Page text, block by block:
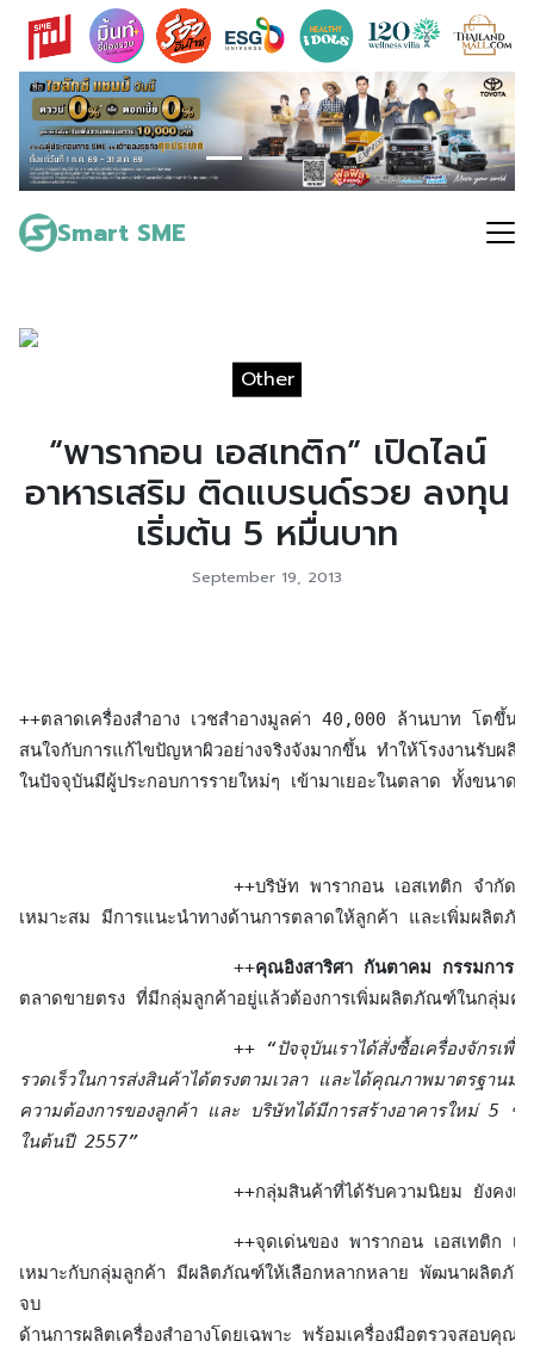
Skip
content
Smart SME
Search
for:
Other
“พารากอน เอสเทติก” เปิดไลน์
อาหารเสริม ติดแบรนด์รวย ลงทุน
เริ่มต้น 5 หมื่นบาท
September 19, 2013
++ตลาดเครื่องสำอาง เวชสำอางมูลค่า 40,000 ล้านบาท โตขึ้น
สนใจกับการแก้ไขปัญหาผิวอย่างจริงจังมากขึ้น ทำให้โรงงานรับผ
ในปัจจุบันมีผู้ประกอบการรายใหม่ๆ เข้ามาเยอะในตลาด ทั้งขนา
++บริษัท พารากอน เอสเทติก จำกัด หนึ่งในโรงงาน
เหมาะสม มีการแนะนำทางด้านการตลาดให้ลูกค้า และเพิ่มผลิต
++คุณอิงสาริศา กันตาคม กรรมการผู้
ตลาดขายตรง ที่มีกลุ่มลูกค้าอยู่แล้วต้องการเพิ่มผลิตภัณฑ์ในกลุ่มค
++
“ปัจจุบันเราได้สั่งซื้อเครื่องจักรเ
รวดเร็วในการส่งสินค้าได้ตรงตามเวลา และได้คุณภาพมาตรฐา
ความต้องการของลูกค้า และ บริษัทได้มีการสร้างอาคารใหม่ 5 ชั้
ในต้นปี 2557”
++กลุ่มสินค้าที่ได้รับความนิยม ยังคงเป็นกลุ่มผลิตภัณฑ์กันแด
++จุดเด่นของ พารากอน เอสเทติก เหนือกว่าคู่แข่งใ
เหมาะกับกลุ่มลูกค้า มีผลิตภัณฑ์ให้เลือกหลากหลาย พัฒนาผลิตภั
จบ
ด้านการผลิตเครื่องสำอางโดยเฉพาะ พร้อมเครื่องมือตรวจสอบ